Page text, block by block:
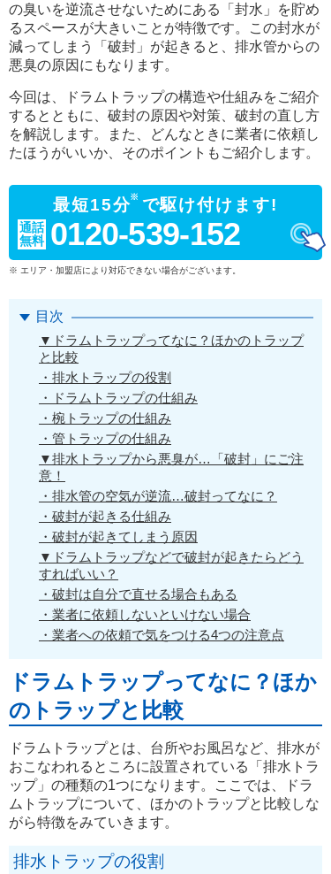
の臭いを逆流させないためにある「封水」を貯め
るスペースが大きいことが特徴です。この封水が
減ってしまう「破封」が起きると、排水管からの
悪臭の原因にもなります。
今回は、ドラムトラップの構造や仕組みをご紹介
するとともに、破封の原因や対策、破封の直し方
を解説します。また、どんなときに業者に依頼し
たほうがいいか、そのポイントもご紹介します。
最短15分※ で駆け付けます!
通話
無料 0120-539-152
※ エリア・加盟店により対応できない場合がございます。
目次
▼ドラムトラップってなに？ほかのトラップ
と比較
・排水トラップの役割
・ドラムトラップの仕組み
・椀トラップの仕組み
・管トラップの仕組み
▼排水トラップから悪臭が…「破封」にご注
意！
・排水管の空気が逆流…破封ってなに？
・破封が起きる仕組み
・破封が起きてしまう原因
▼ドラムトラップなどで破封が起きたらどう
すればいい？
・破封は自分で直せる場合もある
・業者に依頼しないといけない場合
・業者への依頼で気をつける4つの注意点
ドラムトラップってなに？ほか
のトラップと比較
ドラムトラップとは、台所やお風呂など、排水が
おこなわれるところに設置されている「排水トラ
ップ」の種類の1つになります。ここでは、ドラ
ムトラップについて、ほかのトラップと比較しな
がら特徴をみていきます。
排水トラップの役割